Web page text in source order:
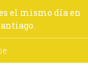
el mismo día en